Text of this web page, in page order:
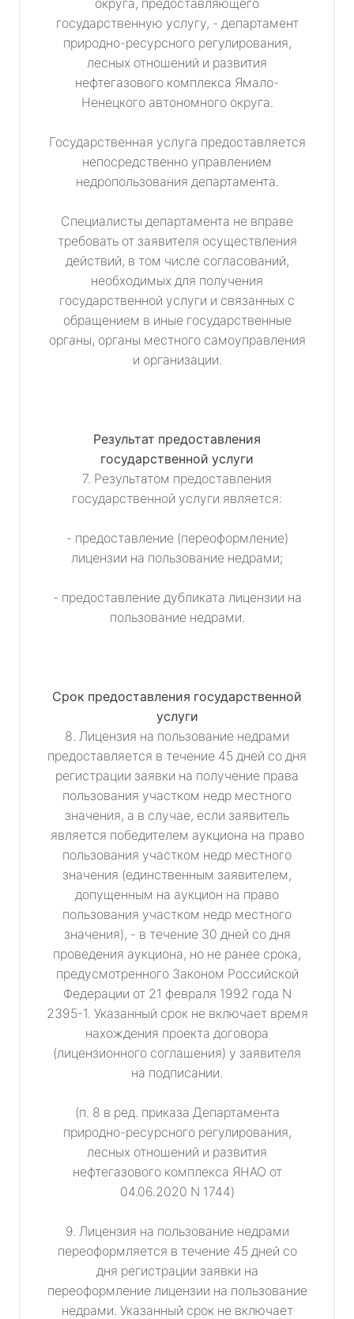
округа, предоставляющего
государственную услугу, - департамент
природно-ресурсного регулирования,
лесных отношений и развития
нефтегазового комплекса Ямало-
Ненецкого автономного округа.
Государственная услуга предоставляется
непосредственно управлением
недропользования департамента.
Специалисты департамента не вправе
требовать от заявителя осуществления
действий, в том числе согласований,
необходимых для получения
государственной услуги и связанных с
обращением в иные государственные
органы, органы местного самоуправления
и организации.
Результат предоставления
государственной услуги
7. Результатом предоставления
государственной услуги является:
- предоставление (переоформление)
лицензии на пользование недрами;
- предоставление дубликата лицензии на
пользование недрами.
Срок предоставления государственной
услуги
8. Лицензия на пользование недрами
предоставляется в течение 45 дней со дня
регистрации заявки на получение права
пользования участком недр местного
значения, а в случае, если заявитель
является победителем аукциона на право
пользования участком недр местного
значения (единственным заявителем,
допущенным на аукцион на право
пользования участком недр местного
значения), - в течение 30 дней со дня
проведения аукциона, но не ранее срока,
предусмотренного Законом Российской
Федерации от 21 февраля 1992 года N
2395-1. Указанный срок не включает время
нахождения проекта договора
(лицензионного соглашения) у заявителя
на подписании.
(п. 8 в ред. приказа Департамента
природно-ресурсного регулирования,
лесных отношений и развития
нефтегазового комплекса ЯНАО от
04.06.2020 N 1744)
9. Лицензия на пользование недрами
переоформляется в течение 45 дней со
дня регистрации заявки на
переоформление лицензии на пользование
недрами. Указанный срок не включает